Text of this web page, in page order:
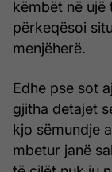
këmbët në ujë
përkeqësoi
menjëherë.
Edhe pse sot
gjitha detajet
kjo sëmundje
mbetur janë